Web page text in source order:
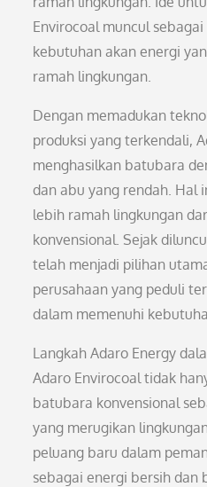
Envirocoal muncul
kebutuhan akan energi
ramah lingkungan.
Dengan memadukan
produksi yang terkendali,
menghasilkan batubara
dan abu yang rendah. Hal
lebih ramah lingkungan
konvensional. Sejak
telah menjadi pilihan
perusahaan yang peduli
dalam memenuhi
Langkah Adaro Energy
Adaro Envirocoal tidak
batubara konvensional
yang merugikan
peluang baru dalam
sebagai energi bersih dan